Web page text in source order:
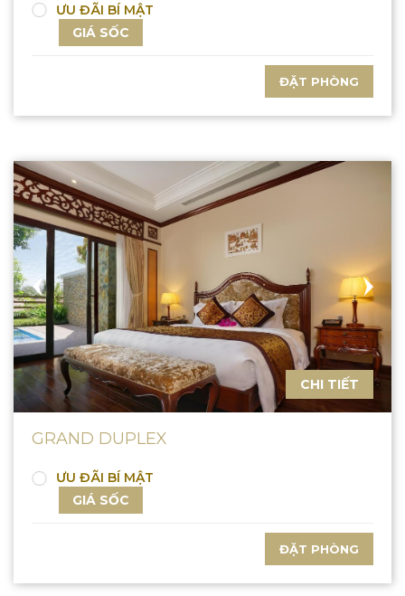
ƯU ĐÃI BÍ MẬT
GIÁ SỐC
ĐẶT PHÒNG
CHI TIẾT
GRAND DUPLEX
ƯU ĐÃI BÍ MẬT
GIÁ SỐC
ĐẶT PHÒNG